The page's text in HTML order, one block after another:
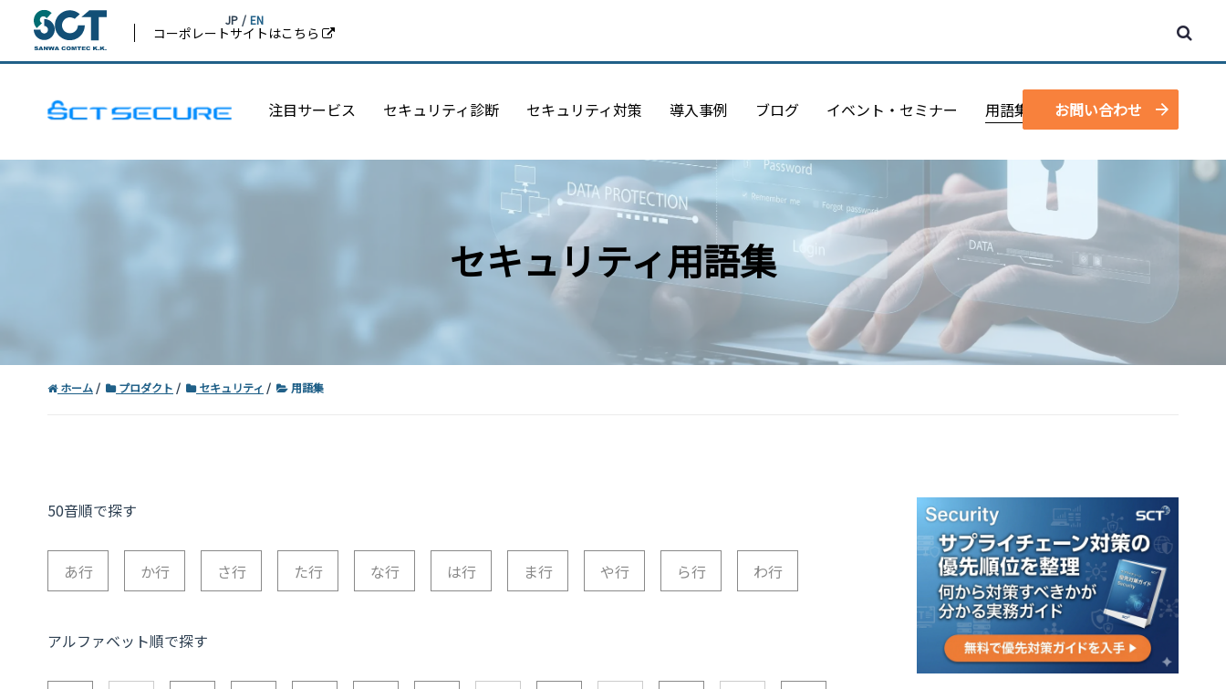
コーポレートサイトはこちら
JP / EN
注目サービス セキュリティ診断 セキュリティ対策 導入事例 ブログ イベント・セミナー 用語集 資料請求
お問い合わせ
セキュリティ用語集
ホーム プロダクト セキュリティ 用語集
50音順で探す
あ行 か行 さ行 た行 な行 は行 ま行 や行 ら行 わ行
アルファベット順で探す